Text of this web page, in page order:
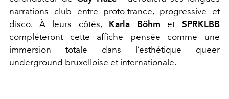
narrations club entre proto-trance, progressive et
disco. À leurs côtés, Karla Böhm etSPRKLBB
compléteront cette affiche pensée comme une
immersion totale dans l’esthétique queer
underground bruxelloise et internationale.